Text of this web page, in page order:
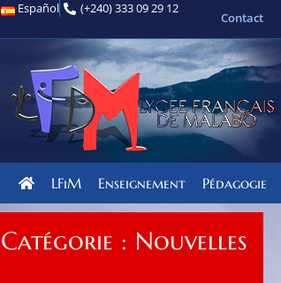
Español (+240) 333 09 29 12
Contact
LFiM Enseignement Pédagogie
Catégorie : Nouvelles